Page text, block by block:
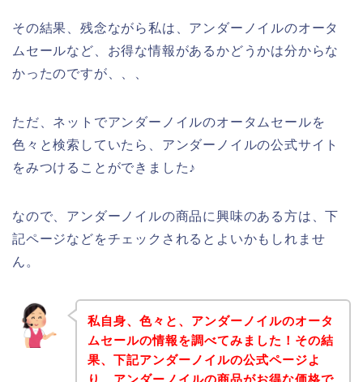
その結果、残念ながら私は、アンダーノイルのオータ
ムセールなど、お得な情報があるかどうかは分からな
かったのですが、、、
ただ、ネットでアンダーノイルのオータムセールを
色々と検索していたら、アンダーノイルの公式サイト
をみつけることができました♪
なので、アンダーノイルの商品に興味のある方は、下
記ページなどをチェックされるとよいかもしれませ
ん。
私自身、色々と、アンダーノイルのオータ
ムセールの情報を調べてみました！その結
果、下記アンダーノイルの公式ページよ
り、アンダーノイルの商品がお得な価格で